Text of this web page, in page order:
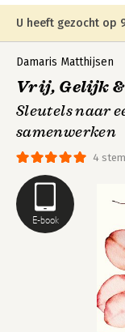
U heeft gezocht op
is niet meer in die
onderstaande editie.
E-book
4
Damaris Matthijsen
Vrij, Gelijk
Sleutels naar
samenwerken